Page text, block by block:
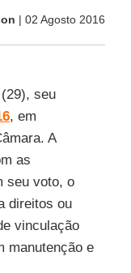
| 02 Agosto 2016
seu
, em
A
as
seu voto, o
direitos ou
vinculação
manutenção e